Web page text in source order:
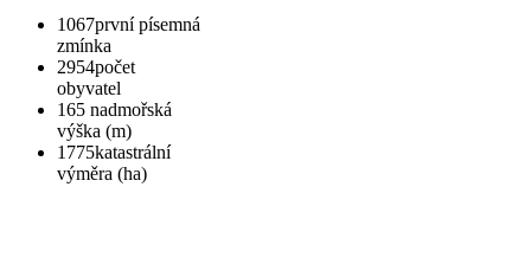
1067první písemná
zmínka
2954počet
obyvatel
165 nadmořská
výška (m)
1775katastrální
výměra (ha)